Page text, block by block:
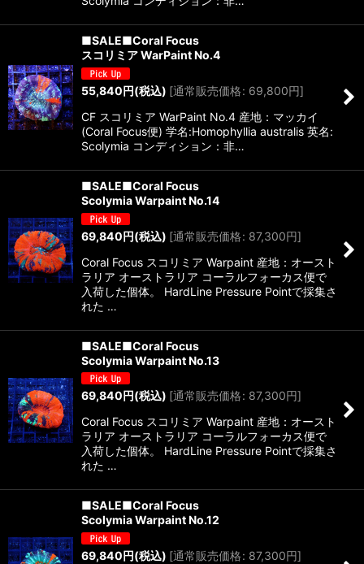
■SALE■Coral Focus
スコリミア WarPaint No.4
55,840円(税込) [通常販売価格: 69,800円]
CF スコリミア WarPaint No.4 産地：マッカイ
(Coral Focus便) 学名:Homophyllia australis 英名:
Scolymia コンディション：非…
■SALE■Coral Focus
Scolymia Warpaint No.14
69,840円(税込) [通常販売価格: 87,300円]
Coral Focus スコリミア Warpaint 産地：オースト
ラリア オーストラリア コーラルフォーカス便で
入荷した個体。 HardLine Pressure Pointで採集さ
れた …
■SALE■Coral Focus
Scolymia Warpaint No.13
69,840 円(税込) [通常販売価格: 87,300円]
Coral Focus スコリミア Warpaint 産地：オースト
ラリア オーストラリア コーラルフォーカス便で
入荷した個体。 HardLine Pressure Pointで採集さ
れた …
■SALE■Coral Focus
Scolymia Warpaint No.12
69,840円(税込) [通常販売価格: 87,300円]